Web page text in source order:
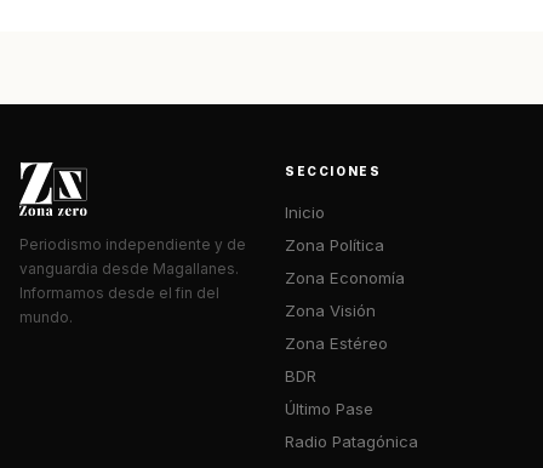
Periodismo independiente y de
vanguardia desde Magallanes.
Informamos desde el fin del
mundo.
SECCIONES
Inicio
Zona Política
Zona Economía
Zona Visión
Zona Estéreo
BDR
Último Pase
Radio Patagónica